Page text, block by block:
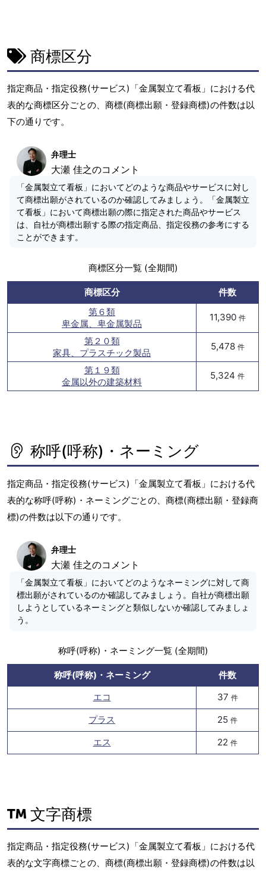
商標区分
指定商品・指定役務(サービス)「金属製立て看板」における代
表的な商標区分ごとの、商標(商標出願・登録商標)の件数は以
下の通りです。
弁理士
大瀬 佳之のコメント
「金属製立て看板」においてどのような商品やサービスに対し
て商標出願がされているのか確認してみましょう。「金属製立
て看板」において商標出願の際に指定された商品やサービス
は、自社が商標出願する際の指定商品、指定役務の参考にする
ことができます。
商標区分一覧 (全期間)
商標区分
件数
第６類
卑金属、卑金属製品
11,390 件
第２０類
家具、プラスチック製品
5,478 件
第１９類
金属以外の建築材料
5,324 件
称呼(呼称)・ネーミング
指定商品・指定役務(サービス)「金属製立て看板」における代
表的な称呼(呼称)・ネーミングごとの、商標(商標出願・登録商
標)の件数は以下の通りです。
弁理士
大瀬 佳之のコメント
「金属製立て看板」においてどのようなネーミングに対して商
標出願がされているのか確認してみましょう。自社が商標出願
しようとしているネーミングと類似しないか確認してみましょ
う。
称呼(呼称)・ネーミング一覧 (全期間)
称呼(呼称)・ネーミング
件数
エコ
37 件
プラス 25 件
エス 22 件
文字商標
指定商品・指定役務(サービス)「金属製立て看板」における代
表的な文字商標ごとの、商標(商標出願・登録商標)の件数は以